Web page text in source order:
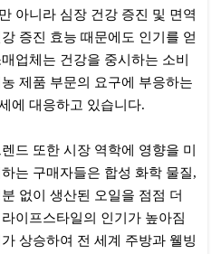
아니라 심장 건강 증진 및 면역
증진 효능 때문에도 인기를 얻
업체는 건강을 중시하는 소비
제품 부문의 요구에 부응하는
에 대응하고 있습니다.
드 또한 시장 역학에 영향을 미
는 구매자들은 합성 화학 물질,
없이 생산된 오일을 점점 더
이프스타일의 인기가 높아짐
상승하여 전 세계 주방과 웰빙